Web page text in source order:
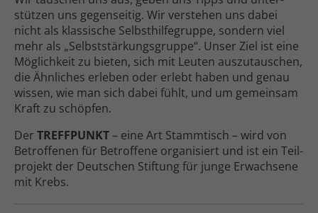
stützen uns gegen­seitig. Wir verstehen uns dabei
nicht als klassische Selbst­hilfe­gruppe, sondern viel
mehr als „Selbststärkungs­gruppe“. Unser Ziel ist eine
Möglich­keit zu bieten, sich mit Leuten auszu­tauschen,
die Ähnliches erleben oder erlebt haben und genau
wissen, wie man sich dabei fühlt, und um gemeinsam
Kraft zu schöpfen.
Der TREFFPUNKT– eine Art Stammtisch – wird von
Betroffenen für Betroffene organisiert und ist ein Teil­
projekt der Deutschen Stiftung für junge Erwachsene
mit Krebs.